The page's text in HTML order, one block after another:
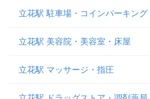
立花駅 駐車場・コインパーキング
立花駅 美容院・美容室・床屋
立花駅 マッサージ・指圧